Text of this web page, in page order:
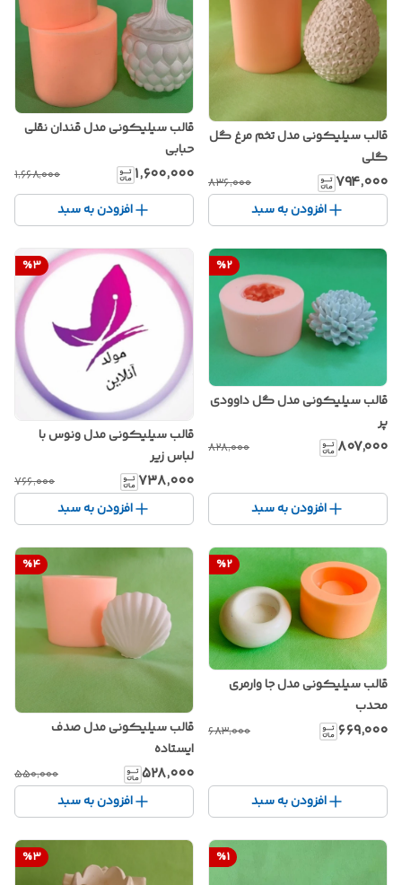
قالب سیلیکونی مدل تخم مرغ گل
گلی
۷۹۴٬۰۰۰ ۸۳۶٬۰۰۰
افزودن به سبد
قالب سیلیکونی مدل قندان نقلی
حبابی
۱٬۶۰۰٬۰۰۰ ۱٬۶۶۸٬۰۰۰
افزودن به سبد
%2
قالب سیلیکونی مدل گل داوودی
پر
۸۰۷٬۰۰۰ ۸۲۸٬۰۰۰
افزودن به سبد
%3
قالب سیلیکونی مدل ونوس با
لباس زیر
۷۳۸٬۰۰۰ ۷۶۶٬۰۰۰
افزودن به سبد
%2
قالب سیلیکونی مدل جا وارمری
محدب
۶۶۹٬۰۰۰ ۶۸۳٬۰۰۰
افزودن به سبد
%4
قالب سیلیکونی مدل صدف
ایستاده
۵۲۸٬۰۰۰ ۵۵۰٬۰۰۰
افزودن به سبد
%1
%3